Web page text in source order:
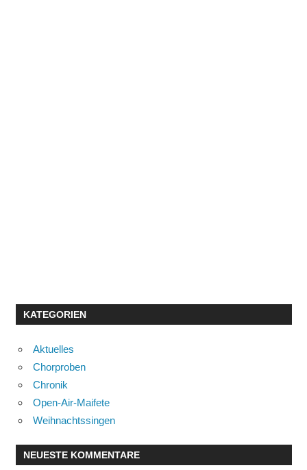
KATEGORIEN
Aktuelles
Chorproben
Chronik
Open-Air-Maifete
Weihnachtssingen
NEUESTE KOMMENTARE